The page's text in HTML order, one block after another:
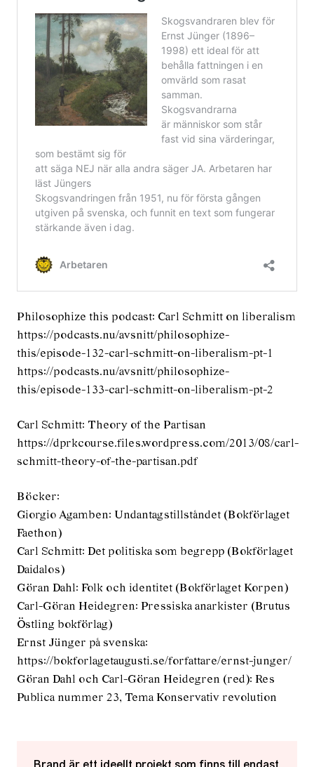
Philosophize this podcast: Carl Schmitt on liberalism
https://podcasts.nu/avsnitt/philosophize-
this/episode-132-carl-schmitt-on-liberalism-pt-1
https://podcasts.nu/avsnitt/philosophize-
this/episode-133-carl-schmitt-on-liberalism-pt-2
Carl Schmitt: Theory of the Partisan
https://dprkcourse.files.wordpress.com/2013/08/carl-
schmitt-theory-of-the-partisan.pdf
Böcker:
Giorgio Agamben: Undantagstillståndet (Bokförlaget
Faethon)
Carl Schmitt: Det politiska som begrepp (Bokförlaget
Daidalos)
Göran Dahl: Folk och identitet (Bokförlaget Korpen)
Carl-Göran Heidegren: Pressiska anarkister (Brutus
Östling bokförlag)
Ernst Jünger på svenska:
https://bokforlagetaugusti.se/forfattare/ernst-junger/
Göran Dahl och Carl-Göran Heidegren (red): Res
Publica nummer 23, Tema Konservativ revolution